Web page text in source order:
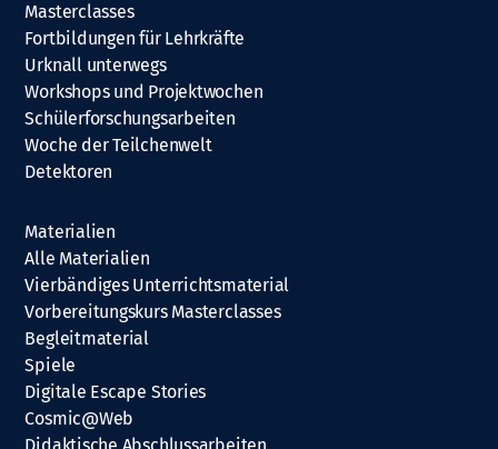
Masterclasses
Fortbildungen für Lehrkräfte
Urknall unterwegs
Workshops und Projektwochen
Schülerforschungsarbeiten
Woche der Teilchenwelt
Detektoren
Materialien
Alle Materialien
Vierbändiges Unterrichtsmaterial
Vorbereitungskurs Masterclasses
Begleitmaterial
Spiele
Digitale Escape Stories
Cosmic@Web